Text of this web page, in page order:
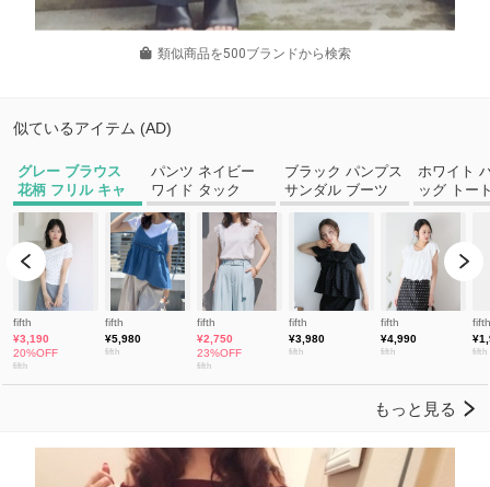
類似商品を500ブランドから検索